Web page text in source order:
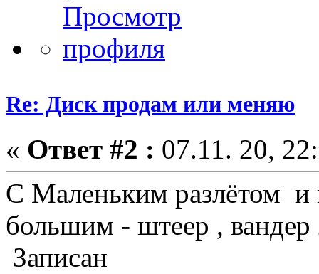
Re: Диск продам или меняю
« Ответ #2 : 07.11. 20,
С Маленьким разлётом и
большим - штеер , вандер
Записан